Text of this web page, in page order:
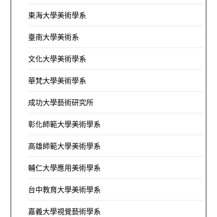
東海大學美術學系
臺南大學美術系
文化大學美術學系
華梵大學美術學系
成功大學藝術研究所
彰化師範大學美術學系
高雄師範大學美術學系
輔仁大學應用美術學系
台中教育大學美術學系
嘉義大學視覺藝術學系